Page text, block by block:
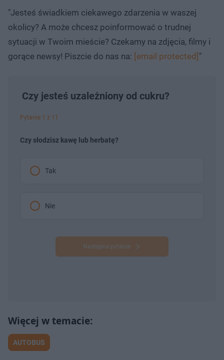
"Jesteś świadkiem ciekawego zdarzenia w waszej
okolicy? A może chcesz poinformować o trudnej
sytuacji w Twoim mieście? Czekamy na zdjęcia, filmy i
gorące newsy! Piszcie do nas na: [email protected] "
Czy jesteś uzależniony od cukru?
Pytanie 1 z 11
Czy słodzisz kawę lub herbatę?
Tak
Nie
Następne pytanie
AUTOBUS